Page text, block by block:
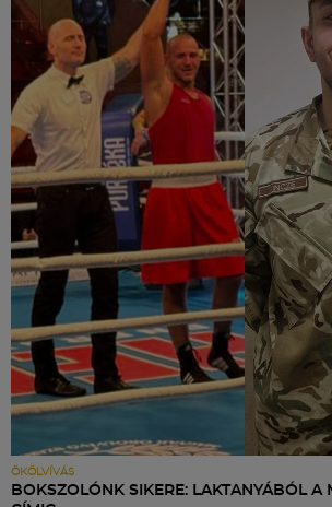
ÖKÖLVÍVÁS
BOKSZOLÓNK SIKERE: LAKTANYÁBÓL A